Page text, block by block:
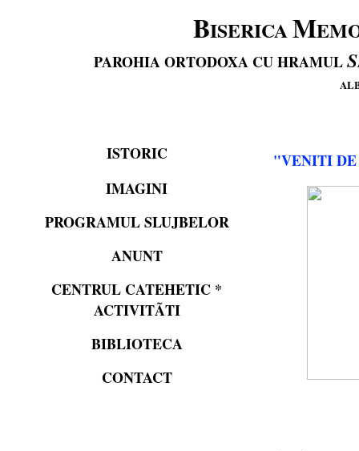
BISERICAM
PAROHIA ORTODOXA CU HRAMULS
ISTORIC
IMAGINI
PROGRAMUL SLUJBELOR
ANUNT
CENTRUL CATEHETIC *
ACTIVITÃTI
BIBLIOTECA
CONTACT
"VENITI